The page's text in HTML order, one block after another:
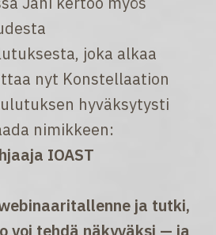
joka alkaa
nyt Konstellaation
hyväksytysti
nimikkeen:
IOAST
ja tutki,
voi tehdä näkyväksi — ja